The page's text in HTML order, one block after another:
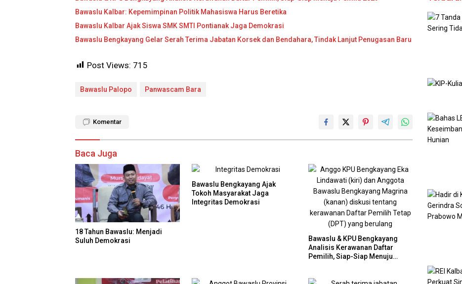
Bawaslu Kalbar: Kepemimpinan Politik Mahasiswa Harus Beretika
Bawaslu Kalbar Ajak Siswa SMK SMTI Pontianak Jaga Demokrasi
Bawaslu Bengkayang Gelar Serah Terima Jabatan Korsek dan Bendahara, Tindak Lanjut Penugasan Baru
Post Views: 715
Bawaslu Palopo Panwascam Bara
Komentar
Baca Juga
18 Tahun Bawaslu: Menjadi
Suluh Demokrasi
Bawaslu Bengkayang Ajak
Tokoh Masyarakat Jaga
Integritas Demokrasi
Bawaslu & KPU Bengkayang
Analisis Kerawanan Daftar
Pemilih, Siap-Siap Menuju